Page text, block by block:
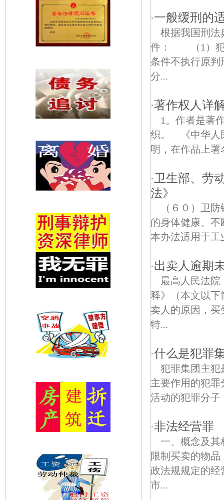
·一般缓刑的
根据我国刑法
件： （1）犯
条件不执行原
分...
·著作权人详
1。作者是著
织。 《中华人
明，在作品上署
·卫生部、劳
法》
（６０）卫
的身体健康、
本办法适用于工
·出卖人逾期
最高人民法院
释》（本文以下
卖人的原因，买
特...
·什么是犯罪
犯罪集团主犯
主要作用的犯
活动的犯罪分子
·非法经营罪
一、概念及
限制买卖的物
政法规规定的经
市...